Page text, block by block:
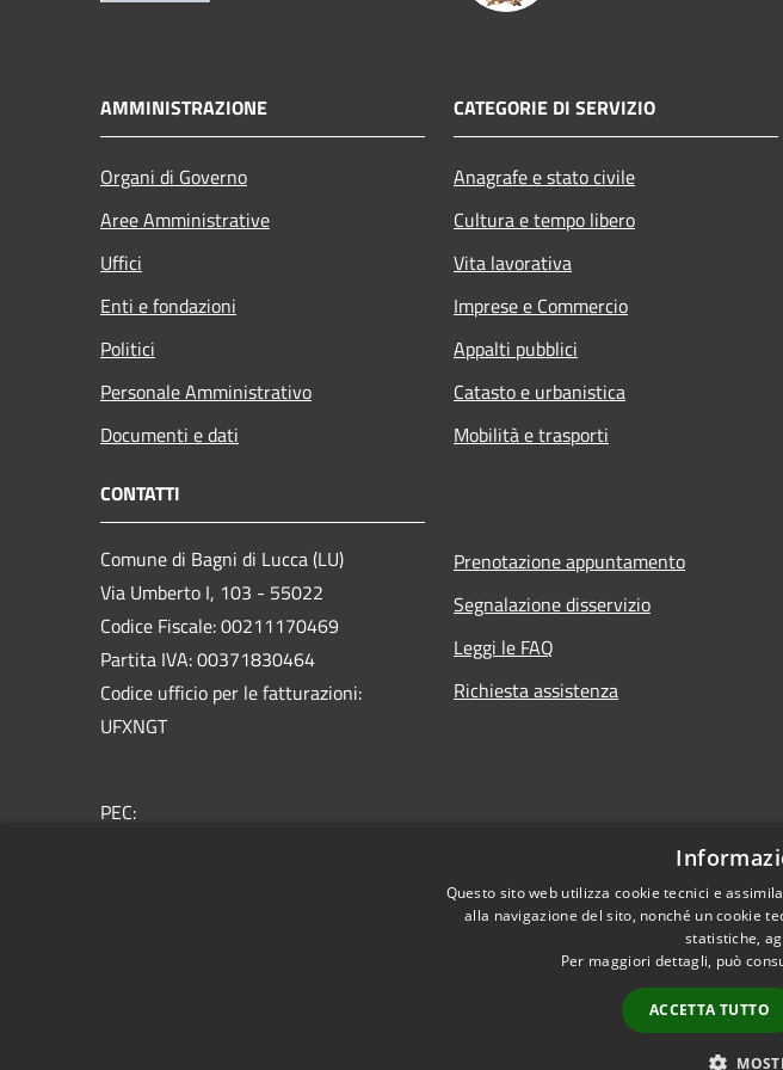
AMMINISTRAZIONE
Organi di Governo
Aree Amministrative
Uffici
Enti e fondazioni
Politici
Personale Amministrativo
Documenti e dati
CATEGORIE DI SERVIZIO
Anagrafe e stato civile
Cultura e tempo libero
Vita lavorativa
Imprese e Commercio
Appalti pubblici
Catasto e urbanistica
Mobilità e trasporti
CONTATTI
Comune di Bagni di Lucca (LU)
Via Umberto I, 103 - 55022
Codice Fiscale: 00211170469
Partita IVA: 00371830464
Codice ufficio per le fatturazioni:
UFXNGT
PEC:
Prenotazione appuntamento
Segnalazione disservizio
Leggi le FAQ
Richiesta assistenza
Questo sito web utilizza cookie tecnici e
alla navigazione del sito, nonché un cookie
statistiche,
Per maggiori dettagli, può
ACCETTA TUTTO